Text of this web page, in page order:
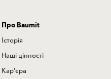
Про Baumit
Історія
Наші цінності
Кар'єра